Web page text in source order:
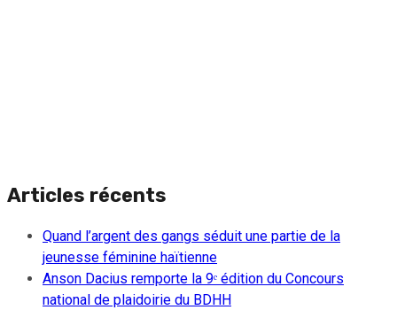
Articles récents
Quand l’argent des gangs séduit une partie de la
jeunesse féminine haïtienne
Anson Dacius remporte la 9ᵉ édition du Concours
national de plaidoirie du BDHH